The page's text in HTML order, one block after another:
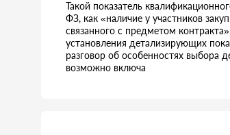
Такой показатель
ФЗ, как «наличие у участников
связанного с предметом
установления детализирующих
разговор об особенностях выбора
возможно включа